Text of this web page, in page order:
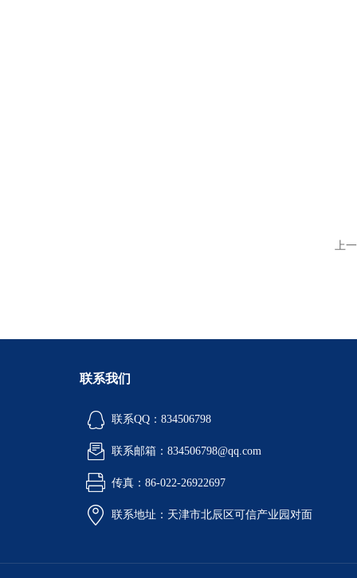
上
联系我们
联系QQ：834506798
联系邮箱：834506798@qq.com
传真：86-022-26922697
联系地址：天津市北辰区可信产业园对面